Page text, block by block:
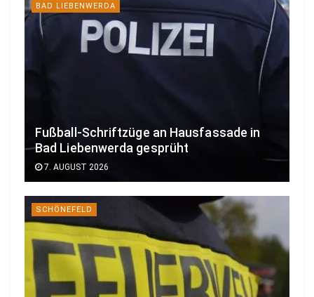
BAD LIEBENWERDA
Fußball-Schriftzüge an Hausfassade in
Bad Liebenwerda gesprüht
7. AUGUST 2026
SCHÖNEFELD